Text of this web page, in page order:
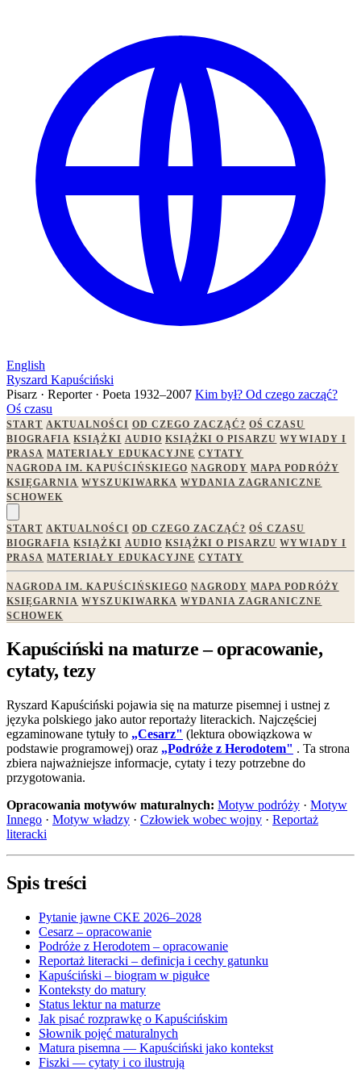
English
Ryszard Kapuściński
Pisarz · Reporter · Poeta 1932–2007 Kim był? Od czego zacząć?
Oś czasu
START AKTUALNOŚCI OD CZEGO ZACZĄĆ? OŚ CZASU
BIOGRAFIA KSIĄŻKI AUDIO KSIĄŻKI O PISARZU WYWIADY I
PRASA MATERIAŁY EDUKACYJNE CYTATY
NAGRODA IM. KAPUŚCIŃSKIEGO NAGRODY MAPA PODRÓŻY
KSIĘGARNIA WYSZUKIWARKA WYDANIA ZAGRANICZNE
SCHOWEK
START AKTUALNOŚCI OD CZEGO ZACZĄĆ? OŚ CZASU
BIOGRAFIA KSIĄŻKI AUDIO KSIĄŻKI O PISARZU WYWIADY I
PRASA MATERIAŁY EDUKACYJNE CYTATY
NAGRODA IM. KAPUŚCIŃSKIEGO NAGRODY MAPA PODRÓŻY
KSIĘGARNIA WYSZUKIWARKA WYDANIA ZAGRANICZNE
SCHOWEK
Kapuściński na maturze – opracowanie,
cytaty, tezy
Ryszard Kapuściński pojawia się na maturze pisemnej i ustnej z
języka polskiego jako autor reportaży literackich. Najczęściej
egzaminowane tytuły to „Cesarz" (lektura obowiązkowa w
podstawie programowej) oraz „Podróże z Herodotem" . Ta strona
zbiera najważniejsze informacje, cytaty i tezy potrzebne do
przygotowania.
Opracowania motywów maturalnych: Motyw podróży · Motyw
Innego · Motyw władzy · Człowiek wobec wojny · Reportaż
literacki
Spis treści
Pytanie jawne CKE 2026–2028
Cesarz – opracowanie
Podróże z Herodotem – opracowanie
Reportaż literacki – definicja i cechy gatunku
Kapuściński – biogram w pigułce
Konteksty do matury
Status lektur na maturze
Jak pisać rozprawkę o Kapuścińskim
Słownik pojęć maturalnych
Matura pisemna — Kapuściński jako kontekst
Fiszki — cytaty i co ilustrują